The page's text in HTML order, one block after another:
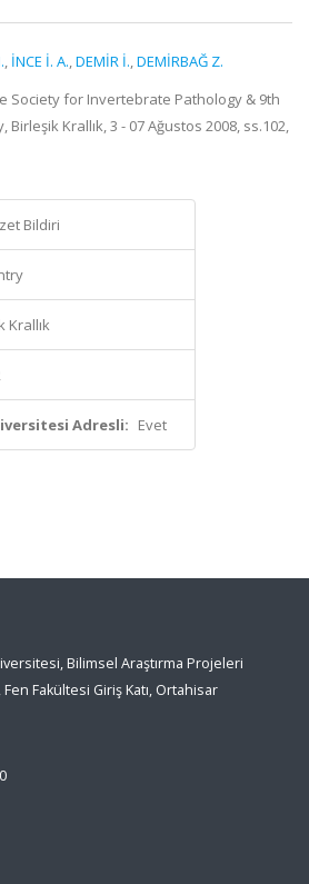
, İNCE İ. A.,DEMİR İ.,DEMİRBAĞ Z.
Society for Invertebrate Pathology & 9th
Krallık, 3 - 07 Ağustos 2008, ss.102,
Bildiri
Krallık
Adresli: Evet
Bilimsel Araştırma Projeleri
Fakültesi Giriş Katı, Ortahisar